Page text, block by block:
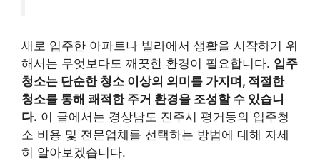
새로 입주한 아파트나 빌라에서 생활을 시작하기 위
해서는 무엇보다도 깨끗한 환경이 필요합니다. 입주
청소는 단순한 청소 이상의 의미를 가지며, 적절한
청소를 통해 쾌적한 주거 환경을 조성할 수 있습니
다. 이 글에서는 경상남도 진주시 평거동의 입주청
소 비용 및 전문업체를 선택하는 방법에 대해 자세
히 알아보겠습니다.